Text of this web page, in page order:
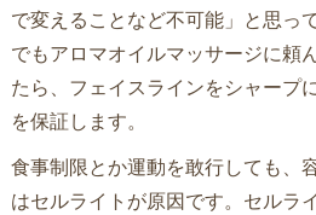
で変えることなど不可能」と思っ
でもアロマオイルマッサージに頼
たら、フェイスラインをシャープ
を保証します。
食事制限とか運動を敢行しても、
はセルライトが原因です。セルラ